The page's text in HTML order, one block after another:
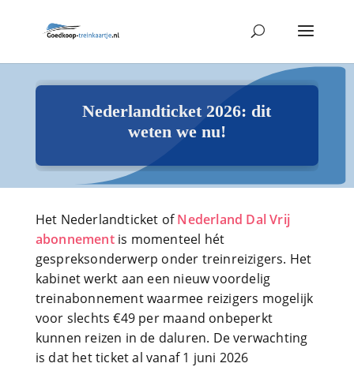
Nederlandticket 2026: dit
weten we nu!
Het Nederlandticket ofNederland Dal Vrij
abonnementis momenteel hét
gespreksonderwerp onder treinreizigers. Het
kabinet werkt aan een nieuw voordelig
treinabonnement waarmee reizigers mogelijk
voor slechts €49 per maand onbeperkt
kunnen reizen in de daluren. De verwachting
is dat het ticket al vanaf 1 juni 2026